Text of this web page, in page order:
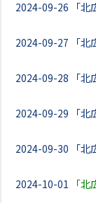
2024-09-26 「
2024-09-27 「
2024-09-28 「
2024-09-29 「
2024-09-30 「
2024-10-01 「